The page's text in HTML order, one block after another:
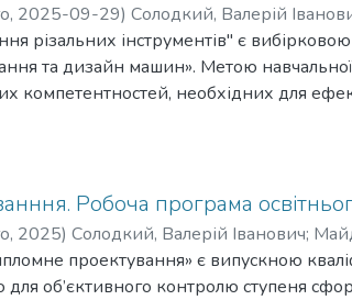
, 2025-09-29) Солодкий, Валерій
різальних інструментів" є
та дизайн машин». Метою
компетентностей, необхідних для
проєктування різального
формування окремих компетентностей,
Зокрема, дисципліна сприяє
компонентами, шляхом розширення
та актуалізації знань у сфері
роботи студентів.
Робоча програма
, 2025) Солодкий, Валерій Іванович;
проектування» є випускною
об’єктивного контролю ступеня